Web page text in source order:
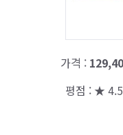
가격 :
평점 : ★